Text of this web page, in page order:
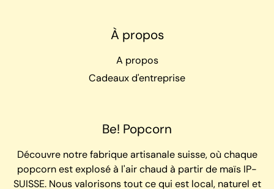
À propos
A propos
Cadeaux d'entreprise
Be! Popcorn
Découvre notre fabrique artisanale suisse, où chaque
popcorn est explosé à l'air chaud à partir de maïs IP-
SUISSE. Nous valorisons tout ce qui est local, naturel et